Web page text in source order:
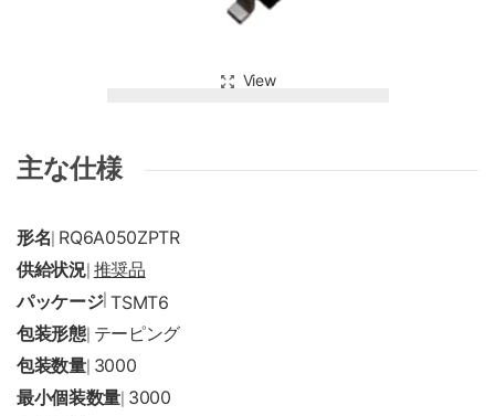
View
主な仕様
形名 RQ6A050ZPTR
供給状況| 推奨品
パッケージ|TSMT6
包装形態| テーピング
包装数量| 3000
最小個装数量 3000